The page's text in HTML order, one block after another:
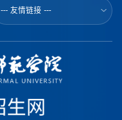
--- 友情链接 ---